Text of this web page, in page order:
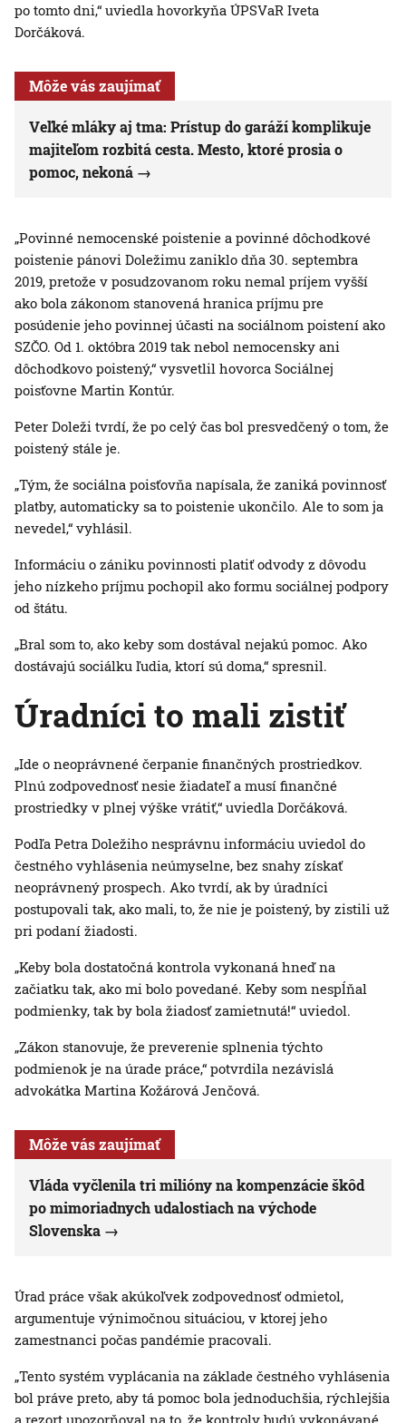
po tomto dni,“ uviedla hovorkyňa ÚPSVaR Iveta
Dorčáková.
Môže vás zaujímať
Veľké mláky aj tma: Prístup do garáží komplikuje
majiteľom rozbitá cesta. Mesto, ktoré prosia o
pomoc, nekoná
„Povinné nemocenské poistenie a povinné dôchodkové
poistenie pánovi Doležimu zaniklo dňa 30. septembra
2019, pretože v posudzovanom roku nemal príjem vyšší
ako bola zákonom stanovená hranica príjmu pre
posúdenie jeho povinnej účasti na sociálnom poistení ako
SZČO. Od 1. októbra 2019 tak nebol nemocensky ani
dôchodkovo poistený,“ vysvetlil hovorca Sociálnej
poisťovne Martin Kontúr.
Peter Doleži tvrdí, že po celý čas bol presvedčený o tom, že
poistený stále je.
„Tým, že sociálna poisťovňa napísala, že zaniká povinnosť
platby, automaticky sa to poistenie ukončilo. Ale to som ja
nevedel,“ vyhlásil.
Informáciu o zániku povinnosti platiť odvody z dôvodu
jeho nízkeho príjmu pochopil ako formu sociálnej podpory
od štátu.
„Bral som to, ako keby som dostával nejakú pomoc. Ako
dostávajú sociálku ľudia, ktorí sú doma,“ spresnil.
Úradníci to mali zistiť
„Ide o neoprávnené čerpanie finančných prostriedkov.
Plnú zodpovednosť nesie žiadateľ a musí finančné
prostriedky v plnej výške vrátiť,“ uviedla Dorčáková.
Podľa Petra Doležiho nesprávnu informáciu uviedol do
čestného vyhlásenia neúmyselne, bez snahy získať
neoprávnený prospech. Ako tvrdí, ak by úradníci
postupovali tak, ako mali, to, že nie je poistený, by zistili už
pri podaní žiadosti.
„Keby bola dostatočná kontrola vykonaná hneď na
začiatku tak, ako mi bolo povedané. Keby som nespĺňal
podmienky, tak by bola žiadosť zamietnutá!“ uviedol.
„Zákon stanovuje, že preverenie splnenia týchto
podmienok je na úrade práce,“ potvrdila nezávislá
advokátka Martina Kožárová Jenčová.
Môže vás zaujímať
Vláda vyčlenila tri milióny na kompenzácie škôd
po mimoriadnych udalostiach na východe
Slovenska
Úrad práce však akúkoľvek zodpovednosť odmietol,
argumentuje výnimočnou situáciou, v ktorej jeho
zamestnanci počas pandémie pracovali.
„Tento systém vyplácania na základe čestného vyhlásenia
bol práve preto, aby tá pomoc bola jednoduchšia, rýchlejšia